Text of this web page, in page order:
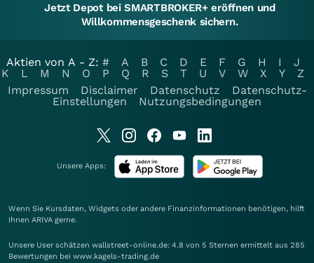
Jetzt Depot bei SMARTBROKER+ eröffnen und
Willkommensgeschenk sichern.
Aktien von A - Z: # A B C D E F G H I
J
K
L M N O P Q R S T U V W X Y
Z
Impressum
Disclaimer Datenschutz
Datenschutz-
Einstellungen
Nutzungsbedingungen
Unsere Apps:
Wenn Sie Kursdaten, Widgets oder andere Finanzinformationen benötigen, hilft
Ihnen ARIVA gerne.
Unsere User schätzen wallstreet-online.de: 4.8 von 5 Sternen ermittelt aus 285
Bewertungen bei www.kagels-trading.de